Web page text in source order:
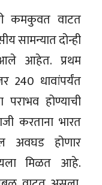
कमकुवत वाटत
सामन्यात दोन्ही
आले आहेत. प्रथम
240 धावांपर्यंत
होण्याची
करताना भारत
अवघड होणार
मिळत आहे.